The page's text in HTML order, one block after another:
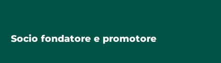
Socio fondatore e promotore